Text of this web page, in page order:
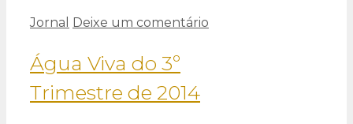
Categorias
Jornal Deixe um comentário
Água Viva do 3º
Trimestre de 2014